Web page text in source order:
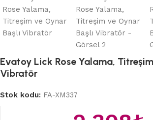
Evatoy Lick Rose Yalama,
Vibratör
Stok kodu: FA-XM337